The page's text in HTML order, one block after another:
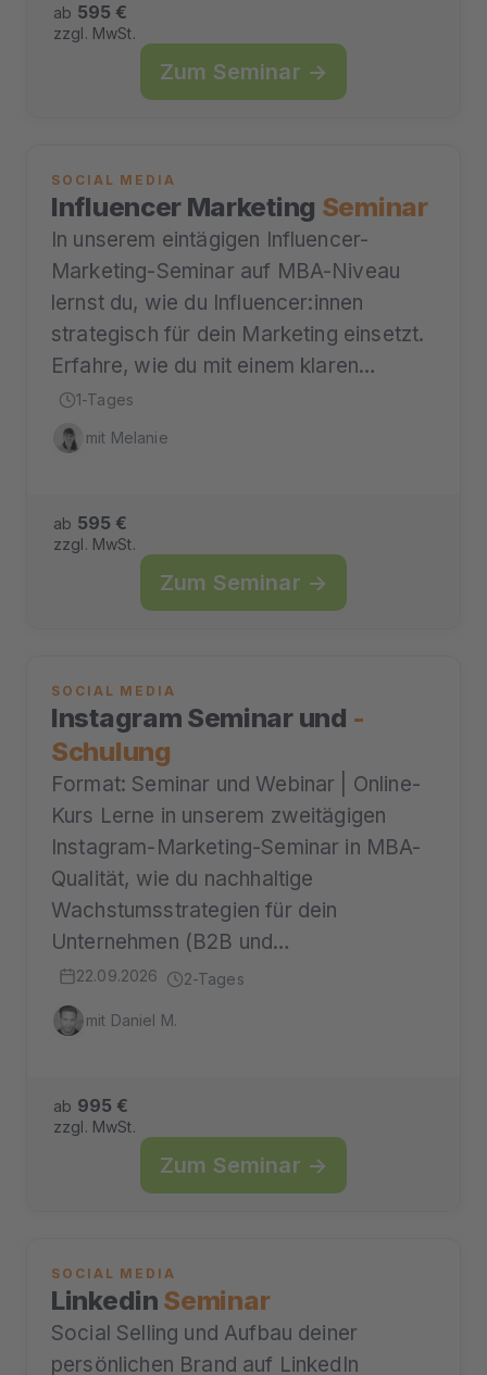
ab 595 €
zzgl. MwSt.
Zum Seminar →
SOCIAL MEDIA
Influencer Marketing Seminar
In unserem eintägigen Influencer-
Marketing-Seminar auf MBA-Niveau
lernst du, wie du Influencer:innen
strategisch für dein Marketing einsetzt.
Erfahre, wie du mit einem klaren…
1-Tages
mit Melanie
ab 595 €
zzgl. MwSt.
Zum Seminar →
SOCIAL MEDIA
Instagram Seminar und -
Schulung
Format: Seminar und Webinar | Online-
Kurs Lerne in unserem zweitägigen
Instagram-Marketing-Seminar in MBA-
Qualität, wie du nachhaltige
Wachstumsstrategien für dein
Unternehmen (B2B und…
22.09.2026 2-Tages
mit Daniel M.
ab 995 €
zzgl. MwSt.
Zum Seminar →
SOCIAL MEDIA
Linkedin Seminar
Social Selling und Aufbau deiner
persönlichen Brand auf LinkedIn